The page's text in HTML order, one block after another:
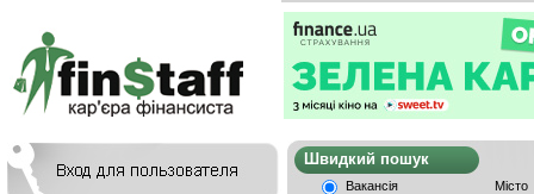
Швидкий
Вакансія
Місто